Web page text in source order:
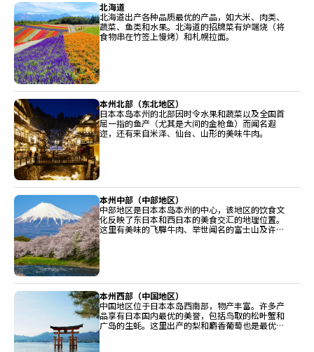
北海道
北海道出产各种品质最优的产品，如大米、肉类、
蔬菜、鱼类和水果。北海道的招牌菜有炉端烧（将
食物串在竹签上慢烤）和札幌拉面。
本州北部（东北地区）
日本本岛本州的北部因时令水果和蔬菜以及全国首
屈一指的鱼产（尤其是大间的金枪鱼）而闻名遐
迩，还有来自米泽、仙台、山形的美味牛肉。
本州中部（中部地区）
中部地区是日本本岛本州的中心，该地区的饮食文
化反映了东日本和西日本的美食交汇的地理位置。
这里有美味的飞驒牛肉、举世闻名的富士山及许多
本州西部（中国地区）
中国地区位于日本本岛西南部，物产丰富。许多产
品享有日本国内最优的美誉，包括鸟取的松叶蟹和
广岛的生蚝。这里出产的梨和麝香葡萄也是最优等